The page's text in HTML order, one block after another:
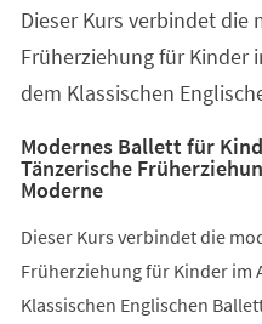
Dieser Kurs verbindet die
Früherziehung für Kinder
dem Klassischen
Modernes Ballett für
Tänzerische
Moderne
Dieser Kurs verbindet die
Früherziehung für Kinder im
Klassischen Englischen